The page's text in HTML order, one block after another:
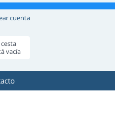
cuenta
vacía